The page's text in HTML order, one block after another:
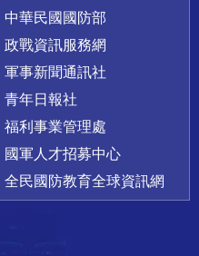
中華民國國防部
政戰資訊服務網
軍事新聞通訊社
青年日報社
福利事業管理處
國軍人才招募中心
全民國防教育全球資訊網